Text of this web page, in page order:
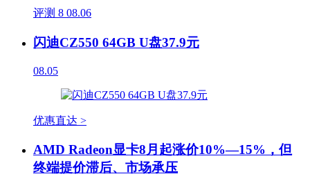
评测 8 08.06
闪迪CZ550 64GB U盘37.9元
08.05
优惠直达 >
AMD Radeon显卡8月起涨价10%—15%，但
终端提价滞后、市场承压